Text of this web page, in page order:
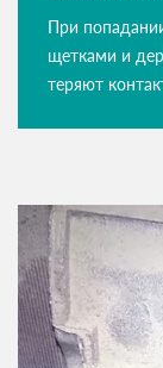
При
щетками и
теряют